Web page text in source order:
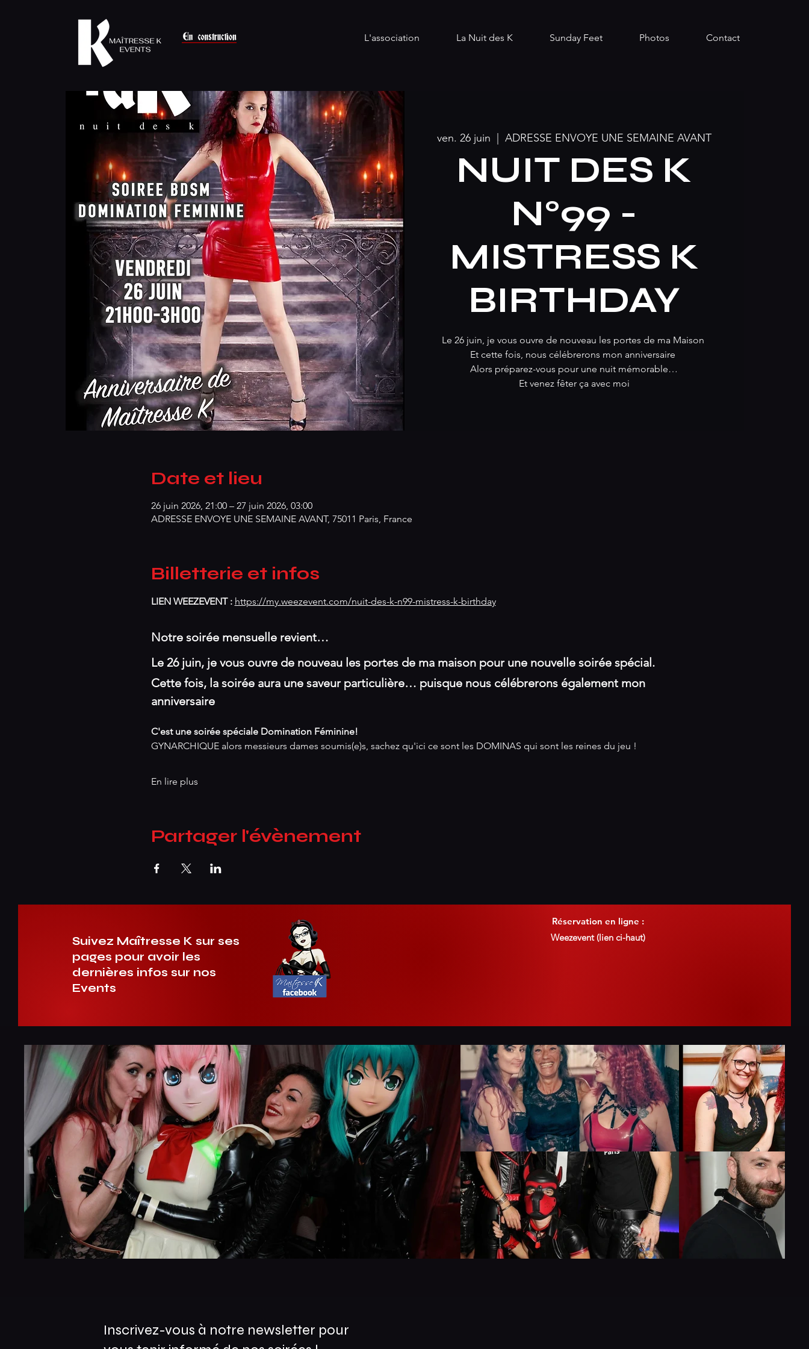
L'association La Nuit des K Sunday Feet Photos Contact
ven. 26 juin ADRESSE ENVOYE UNE SEMAINE AVANT
NUIT DES K
N°99 -
MISTRESS K
BIRTHDAY
Le 26 juin, je vous ouvre de nouveau les portes de ma Maison
Et cette fois, nous célébrerons mon anniversaire
Alors préparez-vous pour une nuit mémorable…
Et venez fêter ça avec moi
Date et lieu
26 juin 2026, 21:00 – 27 juin 2026, 03:00
ADRESSE ENVOYE UNE SEMAINE AVANT, 75011 Paris, France
Billetterie et infos
LIEN WEEZEVENT : https://my.weezevent.com/nuit-des-k-n99-mistress-k-birthday
Notre soirée mensuelle revient…
Le 26 juin, je vous ouvre de nouveau les portes de ma maison pour une nouvelle soirée spécial.
Cette fois, la soirée aura une saveur particulière… puisque nous célébrerons également mon
anniversaire
C'est une soirée spéciale Domination Féminine!
GYNARCHIQUE alors messieurs dames soumis(e)s, sachez qu'ici ce sont les DOMINAS qui sont les reines du jeu ! ​
En lire plus
Partager l'évènement
Suivez Maîtresse K sur ses
pages pour avoir les
dernières infos sur nos
Events
Réservation en ligne :
Weezevent (lien ci-haut)
Inscrivez-vous à notre newsletter pour